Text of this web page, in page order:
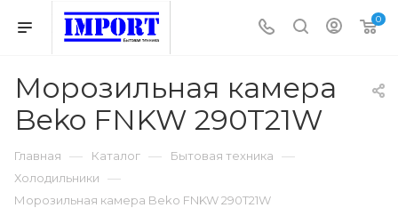
0
Морозильная камера
Beko FNKW 290T21W
Главная — Каталог — Бытовая техника —
Холодильники —
Морозильная камера Beko FNKW 290T21W